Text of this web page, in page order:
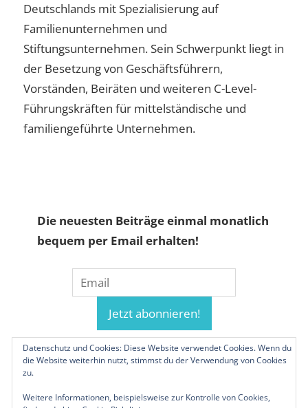
Deutschlands mit Spezialisierung auf
Familienunternehmen und
Stiftungsunternehmen. Sein Schwerpunkt liegt in
der Besetzung von Geschäftsführern,
Vorständen, Beiräten und weiteren C-Level-
Führungskräften für mittelständische und
familiengeführte Unternehmen.
Die neuesten Beiträge einmal monatlich
bequem per Email erhalten!
Datenschutz und Cookies: Diese Website verwendet Cookies. Wenn du
die Website weiterhin nutzt, stimmst du der Verwendung von Cookies
zu.
Weitere Informationen, beispielsweise zur Kontrolle von Cookies,